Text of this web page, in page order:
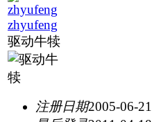
zhyufeng
驱动牛犊
注册日期2005-06-21